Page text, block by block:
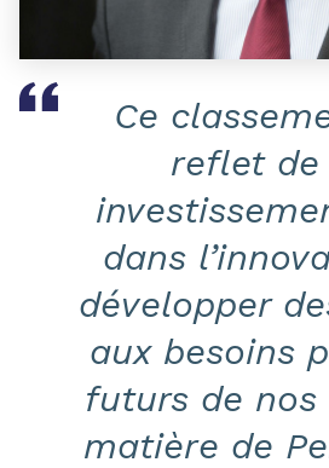
Ce
reflet de
dans
développer
aux besoins
futurs de nos
matière de